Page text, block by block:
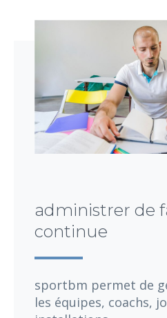
administrer de
continue
sportbm permet de
les équipes, coachs,